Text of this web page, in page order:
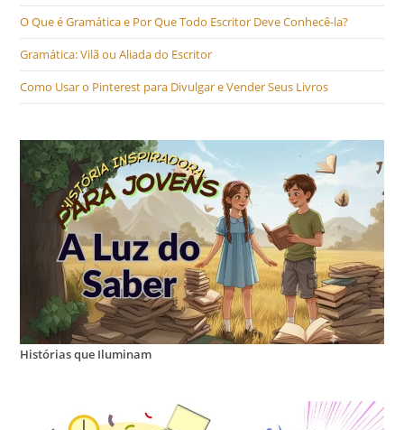
O Que é Gramática e Por Que Todo Escritor Deve Conhecê-la?
Gramática: Vilã ou Aliada do Escritor
Como Usar o Pinterest para Divulgar e Vender Seus Livros
Histórias que Iluminam